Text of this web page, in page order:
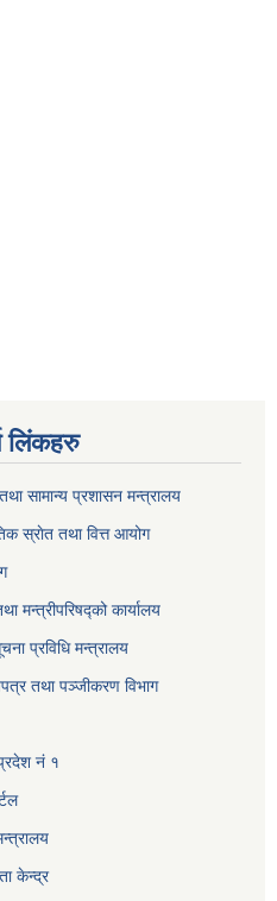
लिंकहरु
सामान्य प्रशासन मन्त्रालय
स्राेत तथा वित्त आयोग
मन्त्रीपरिषद्को कार्यालय
प्रविधि मन्त्रालय
तथा पञ्जीकरण विभाग​
नं १
केन्द्र